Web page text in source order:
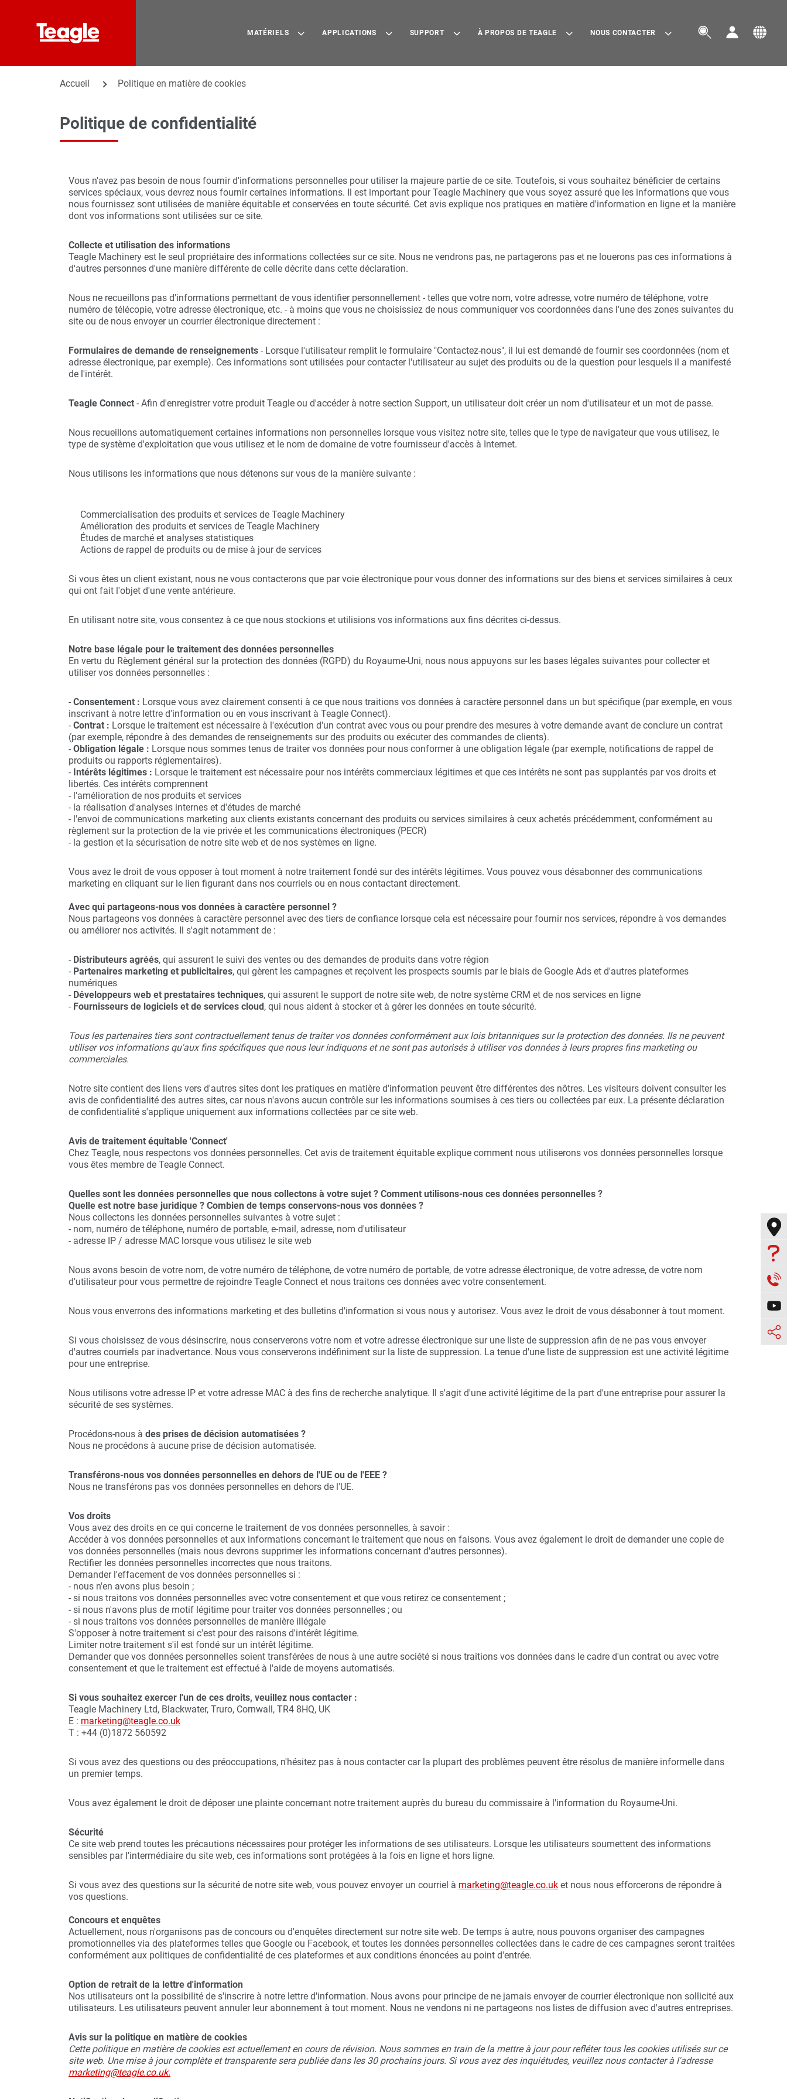
MATÉRIELS APPLICATIONS SUPPORT À PROPOS DE TEAGLE NOUS CONTACTER   
Accueil Politique en matière de cookies
Politique de confidentialité
Vous n'avez pas besoin de nous fournir d'informations personnelles pour utiliser la majeure partie de ce site. Toutefois, si vous souhaitez bénéficier de certains
services spéciaux, vous devrez nous fournir certaines informations. Il est important pour Teagle Machinery que vous soyez assuré que les informations que vous
nous fournissez sont utilisées de manière équitable et conservées en toute sécurité. Cet avis explique nos pratiques en matière d'information en ligne et la manière
dont vos informations sont utilisées sur ce site.
Collecte et utilisation des informations
Teagle Machinery est le seul propriétaire des informations collectées sur ce site. Nous ne vendrons pas, ne partagerons pas et ne louerons pas ces informations à
d'autres personnes d'une manière différente de celle décrite dans cette déclaration.
Nous ne recueillons pas d'informations permettant de vous identifier personnellement - telles que votre nom, votre adresse, votre numéro de téléphone, votre
numéro de télécopie, votre adresse électronique, etc. - à moins que vous ne choisissiez de nous communiquer vos coordonnées dans l'une des zones suivantes du
site ou de nous envoyer un courrier électronique directement :
Formulaires de demande de renseignements - Lorsque l'utilisateur remplit le formulaire "Contactez-nous", il lui est demandé de fournir ses coordonnées (nom et
adresse électronique, par exemple). Ces informations sont utilisées pour contacter l'utilisateur au sujet des produits ou de la question pour lesquels il a manifesté
de l'intérêt.
Teagle Connect - Afin d'enregistrer votre produit Teagle ou d'accéder à notre section Support, un utilisateur doit créer un nom d'utilisateur et un mot de passe.
Nous recueillons automatiquement certaines informations non personnelles lorsque vous visitez notre site, telles que le type de navigateur que vous utilisez, le
type de système d'exploitation que vous utilisez et le nom de domaine de votre fournisseur d'accès à Internet.
Nous utilisons les informations que nous détenons sur vous de la manière suivante :
Commercialisation des produits et services de Teagle Machinery
Amélioration des produits et services de Teagle Machinery
Études de marché et analyses statistiques
Actions de rappel de produits ou de mise à jour de services
Si vous êtes un client existant, nous ne vous contacterons que par voie électronique pour vous donner des informations sur des biens et services similaires à ceux
qui ont fait l'objet d'une vente antérieure.
En utilisant notre site, vous consentez à ce que nous stockions et utilisions vos informations aux fins décrites ci-dessus.
Notre base légale pour le traitement des données personnelles
En vertu du Règlement général sur la protection des données (RGPD) du Royaume-Uni, nous nous appuyons sur les bases légales suivantes pour collecter et
utiliser vos données personnelles :
- Consentement : Lorsque vous avez clairement consenti à ce que nous traitions vos données à caractère personnel dans un but spécifique (par exemple, en vous
inscrivant à notre lettre d'information ou en vous inscrivant à Teagle Connect).
- Contrat : Lorsque le traitement est nécessaire à l'exécution d'un contrat avec vous ou pour prendre des mesures à votre demande avant de conclure un contrat
(par exemple, répondre à des demandes de renseignements sur des produits ou exécuter des commandes de clients).
- Obligation légale : Lorsque nous sommes tenus de traiter vos données pour nous conformer à une obligation légale (par exemple, notifications de rappel de
produits ou rapports réglementaires).
- Intérêts légitimes : Lorsque le traitement est nécessaire pour nos intérêts commerciaux légitimes et que ces intérêts ne sont pas supplantés par vos droits et
libertés. Ces intérêts comprennent
- l'amélioration de nos produits et services
- la réalisation d'analyses internes et d'études de marché
- l'envoi de communications marketing aux clients existants concernant des produits ou services similaires à ceux achetés précédemment, conformément au
règlement sur la protection de la vie privée et les communications électroniques (PECR)
- la gestion et la sécurisation de notre site web et de nos systèmes en ligne.
Vous avez le droit de vous opposer à tout moment à notre traitement fondé sur des intérêts légitimes. Vous pouvez vous désabonner des communications
marketing en cliquant sur le lien figurant dans nos courriels ou en nous contactant directement.
Avec qui partageons-nous vos données à caractère personnel ?
Nous partageons vos données à caractère personnel avec des tiers de confiance lorsque cela est nécessaire pour fournir nos services, répondre à vos demandes
ou améliorer nos activités. Il s'agit notamment de :
- Distributeurs agréés, qui assurent le suivi des ventes ou des demandes de produits dans votre région
- Partenaires marketing et publicitaires, qui gèrent les campagnes et reçoivent les prospects soumis par le biais de Google Ads et d'autres plateformes
numériques
- Développeurs web et prestataires techniques, qui assurent le support de notre site web, de notre système CRM et de nos services en ligne
- Fournisseurs de logiciels et de services cloud, qui nous aident à stocker et à gérer les données en toute sécurité.
Tous les partenaires tiers sont contractuellement tenus de traiter vos données conformément aux lois britanniques sur la protection des données. Ils ne peuvent
utiliser vos informations qu'aux fins spécifiques que nous leur indiquons et ne sont pas autorisés à utiliser vos données à leurs propres fins marketing ou
commerciales.
Notre site contient des liens vers d'autres sites dont les pratiques en matière d'information peuvent être différentes des nôtres. Les visiteurs doivent consulter les
avis de confidentialité des autres sites, car nous n'avons aucun contrôle sur les informations soumises à ces tiers ou collectées par eux. La présente déclaration
de confidentialité s'applique uniquement aux informations collectées par ce site web.
Avis de traitement équitable 'Connect'
Chez Teagle, nous respectons vos données personnelles. Cet avis de traitement équitable explique comment nous utiliserons vos données personnelles lorsque
vous êtes membre de Teagle Connect.
Quelles sont les données personnelles que nous collectons à votre sujet ? Comment utilisons-nous ces données personnelles ?
Quelle est notre base juridique ? Combien de temps conservons-nous vos données ?
Nous collectons les données personnelles suivantes à votre sujet :
- nom, numéro de téléphone, numéro de portable, e-mail, adresse, nom d'utilisateur
- adresse IP / adresse MAC lorsque vous utilisez le site web
Nous avons besoin de votre nom, de votre numéro de téléphone, de votre numéro de portable, de votre adresse électronique, de votre adresse, de votre nom
d'utilisateur pour vous permettre de rejoindre Teagle Connect et nous traitons ces données avec votre consentement.
Nous vous enverrons des informations marketing et des bulletins d'information si vous nous y autorisez. Vous avez le droit de vous désabonner à tout moment.
Si vous choisissez de vous désinscrire, nous conserverons votre nom et votre adresse électronique sur une liste de suppression afin de ne pas vous envoyer
d'autres courriels par inadvertance. Nous vous conserverons indéfiniment sur la liste de suppression. La tenue d'une liste de suppression est une activité légitime
pour une entreprise.
Nous utilisons votre adresse IP et votre adresse MAC à des fins de recherche analytique. Il s'agit d'une activité légitime de la part d'une entreprise pour assurer la
sécurité de ses systèmes.
Procédons-nous à des prises de décision automatisées ?
Nous ne procédons à aucune prise de décision automatisée.
Transférons-nous vos données personnelles en dehors de l'UE ou de l'EEE ?
Nous ne transférons pas vos données personnelles en dehors de l'UE.
Vos droits
Vous avez des droits en ce qui concerne le traitement de vos données personnelles, à savoir :
Accéder à vos données personnelles et aux informations concernant le traitement que nous en faisons. Vous avez également le droit de demander une copie de
vos données personnelles (mais nous devrons supprimer les informations concernant d'autres personnes).
Rectifier les données personnelles incorrectes que nous traitons.
Demander l'effacement de vos données personnelles si :
- nous n'en avons plus besoin ;
- si nous traitons vos données personnelles avec votre consentement et que vous retirez ce consentement ;
- si nous n'avons plus de motif légitime pour traiter vos données personnelles ; ou
- si nous traitons vos données personnelles de manière illégale
S'opposer à notre traitement si c'est pour des raisons d'intérêt légitime.
Limiter notre traitement s'il est fondé sur un intérêt légitime.
Demander que vos données personnelles soient transférées de nous à une autre société si nous traitions vos données dans le cadre d'un contrat ou avec votre
consentement et que le traitement est effectué à l'aide de moyens automatisés.
Si vous souhaitez exercer l'un de ces droits, veuillez nous contacter :
Teagle Machinery Ltd, Blackwater, Truro, Cornwall, TR4 8HQ, UK
E : marketing@teagle.co.uk
T : +44 (0)1872 560592
Si vous avez des questions ou des préoccupations, n'hésitez pas à nous contacter car la plupart des problèmes peuvent être résolus de manière informelle dans
un premier temps.
Vous avez également le droit de déposer une plainte concernant notre traitement auprès du bureau du commissaire à l'information du Royaume-Uni.
Sécurité
Ce site web prend toutes les précautions nécessaires pour protéger les informations de ses utilisateurs. Lorsque les utilisateurs soumettent des informations
sensibles par l'intermédiaire du site web, ces informations sont protégées à la fois en ligne et hors ligne.
Si vous avez des questions sur la sécurité de notre site web, vous pouvez envoyer un courriel à marketing@teagle.co.uk et nous nous efforcerons de répondre à
vos questions.
Concours et enquêtes
Actuellement, nous n'organisons pas de concours ou d'enquêtes directement sur notre site web. De temps à autre, nous pouvons organiser des campagnes
promotionnelles via des plateformes telles que Google ou Facebook, et toutes les données personnelles collectées dans le cadre de ces campagnes seront traitées
conformément aux politiques de confidentialité de ces plateformes et aux conditions énoncées au point d'entrée.
Option de retrait de la lettre d'information
Nos utilisateurs ont la possibilité de s'inscrire à notre lettre d'information. Nous avons pour principe de ne jamais envoyer de courrier électronique non sollicité aux
utilisateurs. Les utilisateurs peuvent annuler leur abonnement à tout moment. Nous ne vendons ni ne partageons nos listes de diffusion avec d'autres entreprises.
Avis sur la politique en matière de cookies
Cette politique en matière de cookies est actuellement en cours de révision. Nous sommes en train de la mettre à jour pour refléter tous les cookies utilisés sur ce
site web. Une mise à jour complète et transparente sera publiée dans les 30 prochains jours. Si vous avez des inquiétudes, veuillez nous contacter à l'adresse
marketing@teagle.co.uk.



